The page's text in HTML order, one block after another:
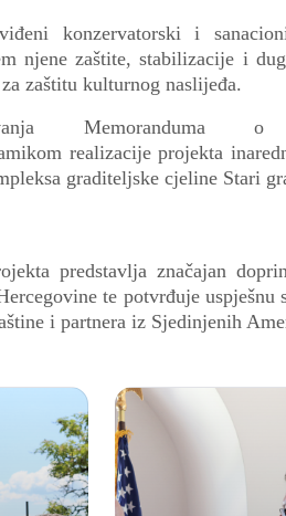
konzervatorski i
njene zaštite, stabilizacije i
zaštitu kulturnog naslijeđa.
om realizacije projekta i
graditeljske cjeline Stari
predstavlja značajan
te potvrđuje
i partnera iz Sjedinjenih